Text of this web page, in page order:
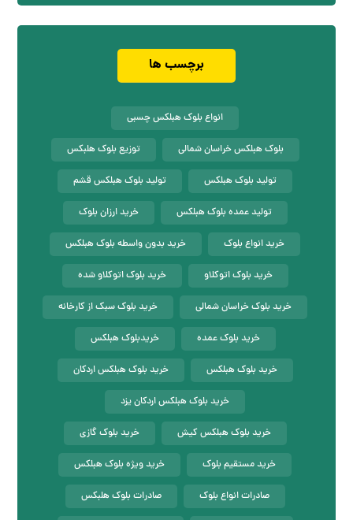
برچسب ها
انواع بلوک هبلکس چسبی
بلوک هبلکس خراسان شمالی توزیع بلوک هلبکس
تولید بلوک هبلکس تولید بلوک هبلکس قشم
تولید عمده بلوک هبلکس خرید ارزان بلوک
خرید انواع بلوک خرید بدون واسطه بلوک هبلکس
خرید بلوک اتوکلاو خرید بلوک اتوکلاو شده
خرید بلوک خراسان شمالی خرید بلوک سبک از کارخانه
خرید بلوک عمده خریدبلوک هبلکس
خرید بلوک هبلکس خرید بلوک هبلکس اردکان
خرید بلوک هبلکس اردکان یزد
خرید بلوک هبلکس کیش خرید بلوک گازی
خرید مستقیم بلوک خرید ویژه بلوک هبلکس
صادرات انواع بلوک صادرات بلوک هلبکس